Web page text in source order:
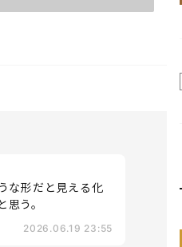
な形だと見える化
う。
2026.06.19 23:55